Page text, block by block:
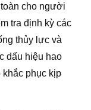
cho người
tra định kỳ các
thủy lực và
dấu hiệu hao
khắc phục kịp